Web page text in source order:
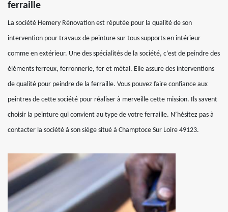
ferraille
La société Hemery Rénovation est réputée pour la qualité de son
intervention pour travaux de peinture sur tous supports en intérieur
comme en extérieur. Une des spécialités de la société, c’est de peindre des
éléments ferreux, ferronnerie, fer et métal. Elle assure des interventions
de qualité pour peindre de la ferraille. Vous pouvez faire confiance aux
peintres de cette société pour réaliser à merveille cette mission. Ils savent
choisir la peinture qui convient au type de votre ferraille. N’hésitez pas à
contacter la société à son siège situé à Champtoce Sur Loire 49123.